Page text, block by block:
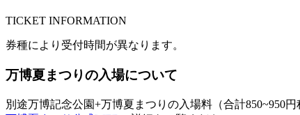
TICKET INFORMATION
券種により受付時間が異なります。
万博夏まつりの入場について
別途万博記念公園+万博夏まつりの入場料（合計850~950円